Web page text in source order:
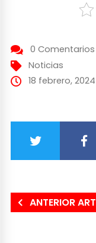
0 Comentarios
Noticias
18 febrero, 2024
ANTERIOR